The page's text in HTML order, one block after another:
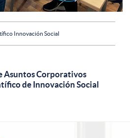
Innovación Social
Asuntos Corporativos
de Innovación Social